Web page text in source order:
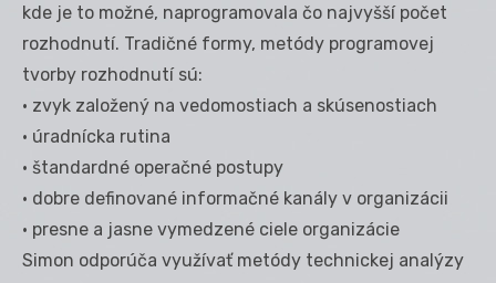
kde je to možné, naprogramovala čo najvyšší počet
rozhodnutí. Tradičné formy, metódy programovej
tvorby rozhodnutí sú:
• zvyk založený na vedomostiach a skúsenostiach
• úradnícka rutina
• štandardné operačné postupy
• dobre definované informačné kanály v organizácii
• presne a jasne vymedzené ciele organizácie
Simon odporúča využívať metódy technickej analýzy